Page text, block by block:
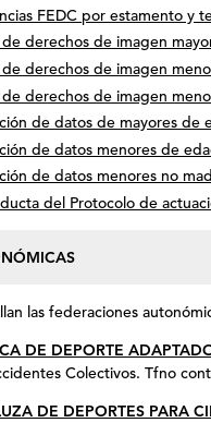
FEDC por estamento y
derechos de imagen
derechos de imagen
derechos de imagen
de datos de mayores de
de datos menores de
de datos menores no
del Protocolo de
las federaciones
DE DEPORTE
Colectivos. Tfno
DE DEPORTES PARA